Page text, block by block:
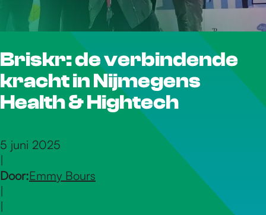
r
d
e
Briskr: de verbindende
kracht in Nijmegens
Health & Hightech
5 juni 2025
|
Door:Emmy Bours
|
|